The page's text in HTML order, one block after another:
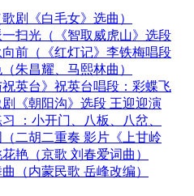
剧《白毛女》选曲）
扫光（《智取威虎山》选段
前（《红灯记》李铁梅唱段
朱昌耀、马熙林曲）
英台》祝英台唱段：彩蝶飞
《朝阳沟》选段 王迎迎演
：小开门、八板、八岔、
二胡二重奏 影片《上甘岭
艳（京歌 刘春爱词曲）
（内蒙民歌 岳峰改编）